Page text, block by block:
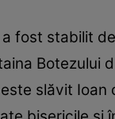
fost stabilit
Botezului
slăvit